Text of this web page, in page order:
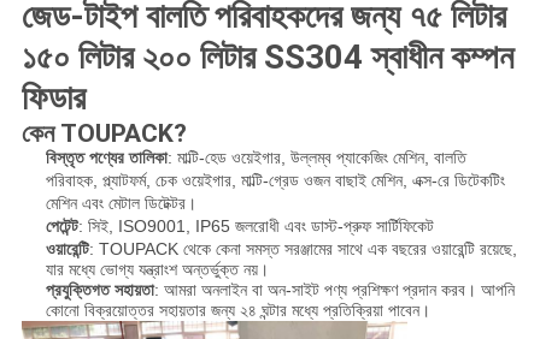
জেড-টাইপ বালতি পরিবাহকদের জন্য ৭৫ লিটার
১৫০ লিটার ২০০ লিটার SS304 স্বাধীন কম্পন
ফিডার
কেন TOUPACK?
বিস্তৃত পণ্যের তালিকা: মাল্টি-হেড ওয়েইগার, উল্লম্ব প্যাকেজিং মেশিন, বালতি
পরিবাহক, প্ল্যাটফর্ম, চেক ওয়েইগার, মাল্টি-গ্রেড ওজন বাছাই মেশিন, এক্স-রে ডিটেকটিং
মেশিন এবং মেটাল ডিটেক্টর।
পেটেন্ট: সিই, ISO9001, IP65 জলরোধী এবং ডাস্ট-প্রুফ সার্টিফিকেট
ওয়ারেন্টি: TOUPACK থেকে কেনা সমস্ত সরঞ্জামের সাথে এক বছরের ওয়ারেন্টি রয়েছে,
যার মধ্যে ভোগ্য যন্ত্রাংশ অন্তর্ভুক্ত নয়।
প্রযুক্তিগত সহায়তা: আমরা অনলাইন বা অন-সাইট পণ্য প্রশিক্ষণ প্রদান করব। আপনি
কোনো বিক্রয়োত্তর সহায়তার জন্য ২৪ ঘন্টার মধ্যে প্রতিক্রিয়া পাবেন।